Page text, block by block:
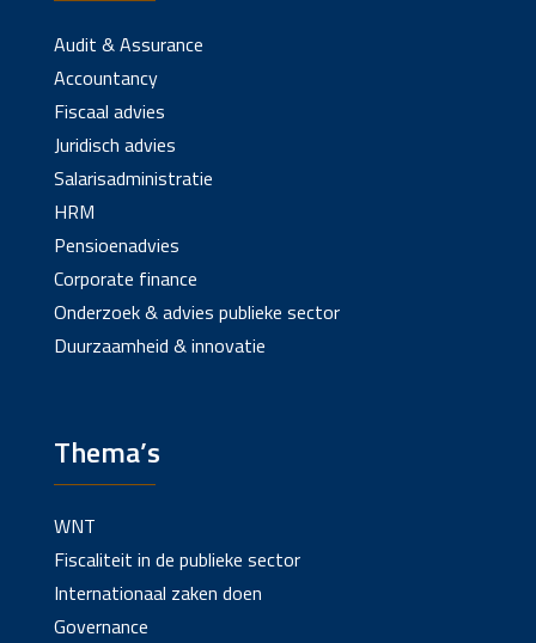
Audit & Assurance
Accountancy
Fiscaal advies
Juridisch advies
Salarisadministratie
HRM
Pensioenadvies
Corporate finance
Onderzoek & advies publieke sector
Duurzaamheid & innovatie
Thema’s
WNT
Fiscaliteit in de publieke sector
Internationaal zaken doen
Governance